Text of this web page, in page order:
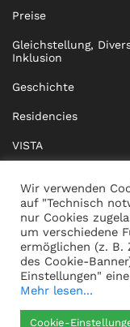
Preise
Gleichstellung,
Inklusion
Geschichte
Residencies
VISTA
BRIDGE Network
Dokumente
KONTAKT
Wir verwenden
auf "Technisch
nur Cookies
um verschiedene
ermöglichen (z. B.
des Cookie-
Einstellungen"
Mehr lesen...
Cookie-